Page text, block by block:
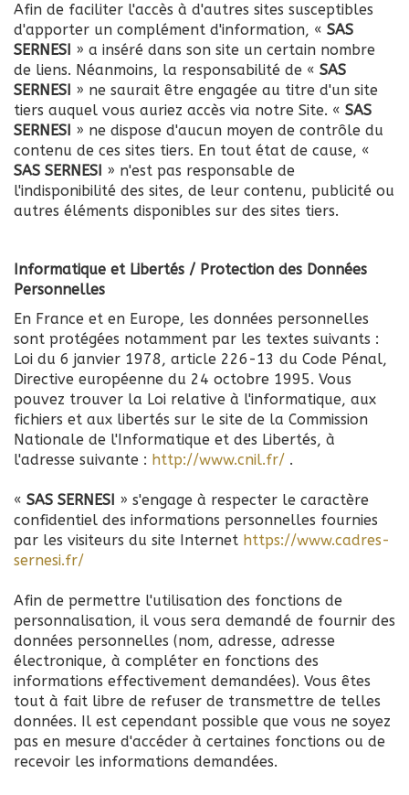
Afin de faciliter l'accès à d'autres sites susceptibles
d'apporter un complément d'information, « SAS
SERNESI » a inséré dans son site un certain nombre
de liens. Néanmoins, la responsabilité de « SAS
SERNESI » ne saurait être engagée au titre d'un site
tiers auquel vous auriez accès via notre Site. « SAS
SERNESI » ne dispose d'aucun moyen de contrôle du
contenu de ces sites tiers. En tout état de cause, «
SAS SERNESI » n'est pas responsable de
l'indisponibilité des sites, de leur contenu, publicité ou
autres éléments disponibles sur des sites tiers.
Informatique et Libertés / Protection des Données
Personnelles
En France et en Europe, les données personnelles
sont protégées notamment par les textes suivants :
Loi du 6 janvier 1978, article 226-13 du Code Pénal,
Directive européenne du 24 octobre 1995. Vous
pouvez trouver la Loi relative à l'informatique, aux
fichiers et aux libertés sur le site de la Commission
Nationale de l'Informatique et des Libertés, à
l'adresse suivante : http://www.cnil.fr/ .
« SAS SERNESI » s'engage à respecter le caractère
confidentiel des informations personnelles fournies
par les visiteurs du site Internet https://www.cadres-
sernesi.fr/
Afin de permettre l'utilisation des fonctions de
personnalisation, il vous sera demandé de fournir des
données personnelles (nom, adresse, adresse
électronique, à compléter en fonctions des
informations effectivement demandées). Vous êtes
tout à fait libre de refuser de transmettre de telles
données. Il est cependant possible que vous ne soyez
pas en mesure d'accéder à certaines fonctions ou de
recevoir les informations demandées.